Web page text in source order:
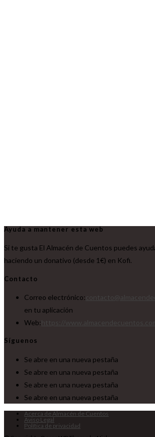
Ayuda a mantener esta web
Si te gusta El Almacén de Cuentos puedes
haciendo un donativo (desde 1€) en Kofi.
Contacto
Correo electrónico:
en tu aplicación
Web:
Síguenos
Se abre en una nueva pestaña
Se abre en una nueva pestaña
Se abre en una nueva pestaña
Se abre en una nueva pestaña
Acerca de Almacén de Cuentos
Aviso Legal
Política de privacidad